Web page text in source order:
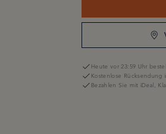
Heute vor 23:59 Uhr
Kostenlose Rücksendung
Bezahlen Sie mit iDeal,